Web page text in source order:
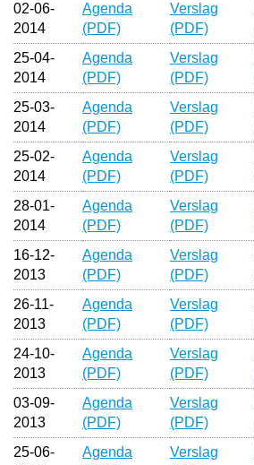
02-06-
2014
Agenda
(PDF)
Verslag
(PDF)
25-04-
2014
Agenda
(PDF)
Verslag
(PDF)
25-03-
2014
Agenda
(PDF)
Verslag
(PDF)
25-02-
2014
Agenda
(PDF)
Verslag
(PDF)
28-01-
2014
Agenda
(PDF)
Verslag
(PDF)
16-12-
2013
Agenda
(PDF)
Verslag
(PDF)
26-11-
2013
Agenda
(PDF)
Verslag
(PDF)
24-10-
2013
Agenda
(PDF)
Verslag
(PDF)
03-09-
2013
Agenda
(PDF)
Verslag
(PDF)
25-06-
Agenda
Verslag